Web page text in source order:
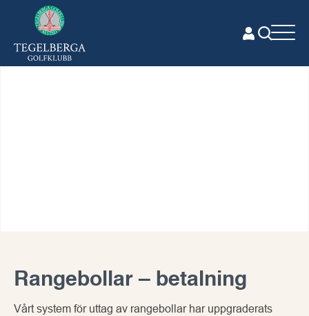
Rangebollar – betalning
Vårt system för uttag av rangebollar har uppgraderats